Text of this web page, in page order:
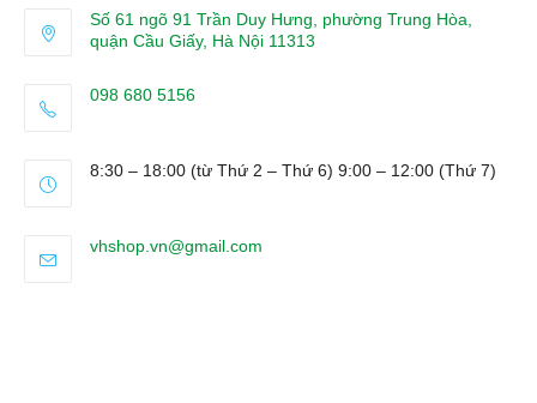
Số 61 ngõ 91 Trần Duy Hưng, phường Trung Hòa,
quận Cầu Giấy, Hà Nội 11313
098 680 5156
your
8:30 – 18:00 (từ Thứ 2 – Thứ 6) 9:00 – 12:00 (Thứ 7)
vhshop.vn@gmail.com